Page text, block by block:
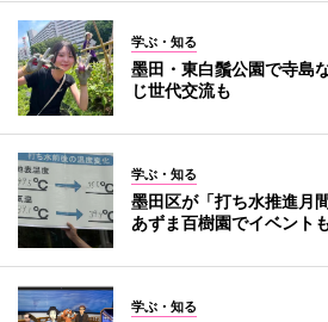
学ぶ・知る
墨田・東白鬚公園で寺島
じ世代交流も
学ぶ・知る
墨田区が「打ち水推進月
あずま百樹園でイベント
学ぶ・知る